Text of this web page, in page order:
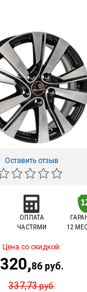
Оставить отзыв
ОПЛАТА
ЧАСТЯМИ
12
Цена со скидкой:
320,86руб.
337,73руб.